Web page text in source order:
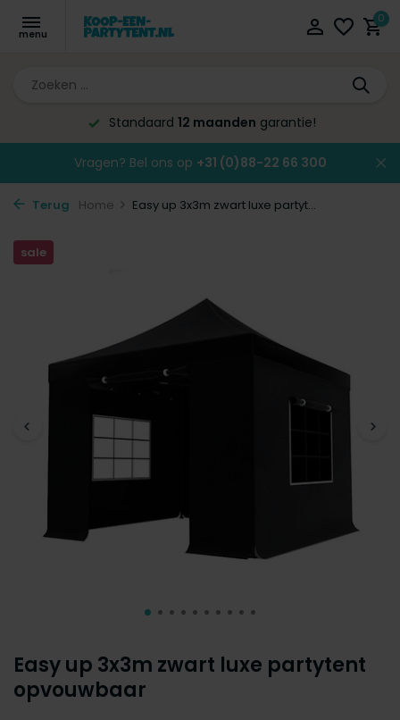
0
Standaard12 maandengarantie!
Vragen? Bel ons op +31 (0)88-22 66 300
Terug Home Easy up 3x3m zwart luxe partyt...
Easy up 3x3m zwart luxe partytent
opvouwbaar
sale